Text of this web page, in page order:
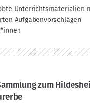
Unterrichtsmaterialien
Aufgabenvorschlägen
zum